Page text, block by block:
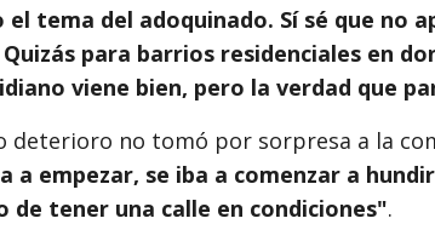
el tema del adoquinado. Sí sé que no
para barrios residenciales en
viene bien, pero la verdad que
deterioro no tomó por sorpresa a la
a empezar, se iba a comenzar a
de tener una calle en condiciones".